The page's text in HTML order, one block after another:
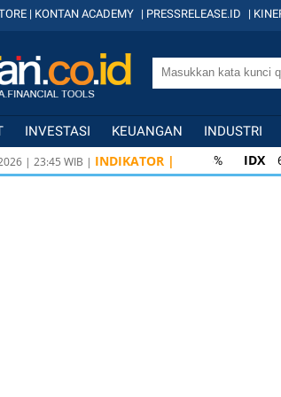
| KONTAN ACADEMY | PRESSRELEASE.ID |
INVESTASI KEUANGAN INDUSTRI
| 23:45 WIB | INDIKATOR | IDX